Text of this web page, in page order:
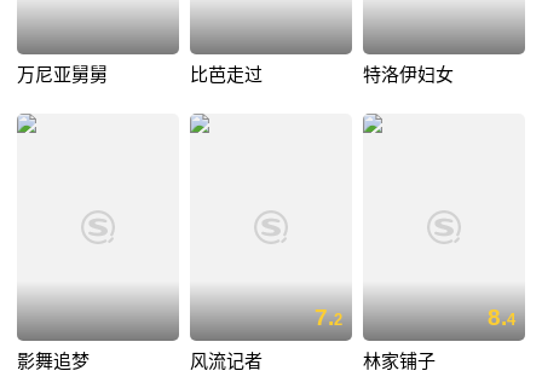
万尼亚舅舅 比芭走过 特洛伊妇女
影舞追梦
7.2
风流记者
8.4
林家铺子